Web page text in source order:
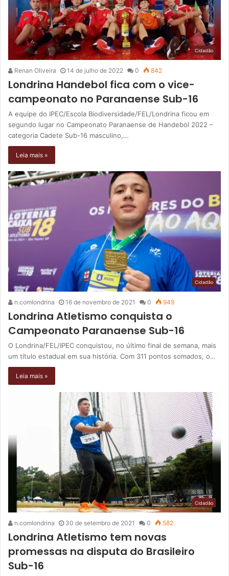
Cidadão
Renan Oliveira 14 de julho de 2022 0 842
Londrina Handebol fica com o vice-
campeonato no Paranaense Sub-16
A equipe do IPEC/Escola Biodiversidade/FEL/Londrina ficou em
segundo lugar no Campeonato Paranaense de Handebol 2022 –
categoria Cadete Sub-16 masculino,…
Leia mais »
Cidadão
n.comlondrina 16 de novembro de 2021 0 949
Londrina Atletismo conquista o
Campeonato Paranaense Sub-16
O Londrina/FEL/IPEC conquistou, no último final de semana, mais
um título estadual em sua história. Com 311 pontos somados, o…
Leia mais »
Cidadão
n.comlondrina 30 de setembro de 2021 0 582
Londrina Atletismo tem novas
promessas na disputa do Brasileiro
Sub-16